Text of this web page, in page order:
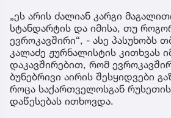
„ეს არის ძალიან კარგი
სტანდარტის და იმისა, თუ
ევროკავშირი“, - ასე პასუხობს
კალაძე ჟურნალისტის კითხვას
დაკავშირებით, რომ
ბუნებრივი აირის შესყიდვები
როცა საქართველოსგან
დაწესებას ითხოვდა.